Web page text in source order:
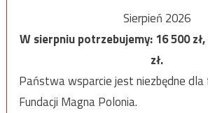
Sierpień 2026
W sierpniu potrzebujemy:16 500
zł.
Państwa wsparcie jest niezbędne dla
Fundacji Magna Polonia.